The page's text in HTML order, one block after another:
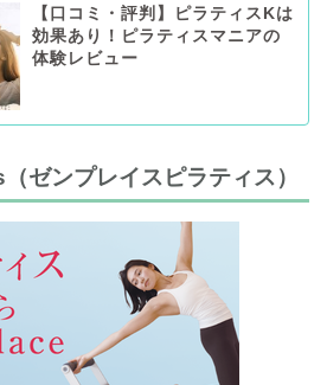
【口コミ・評判】ピラティスKは
効果あり！ピラティスマニアの
体験レビュー
ゼンプレイスピラティス）